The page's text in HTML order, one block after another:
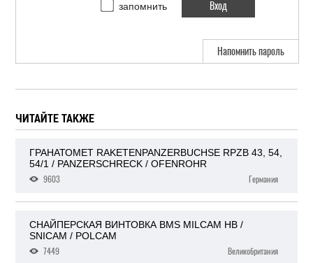
запомнить
Напомнить пароль
ЧИТАЙТЕ ТАКЖЕ
ГРАНАТОМЕТ RAKETENPANZERBUCHSE RPZB 43, 54,
54/1 / PANZERSCHRECK / OFENROHR
9603
Германия
СНАЙПЕРСКАЯ ВИНТОВКА BMS MILCAM HB /
SNICAM / POLCAM
7449
Великобритания